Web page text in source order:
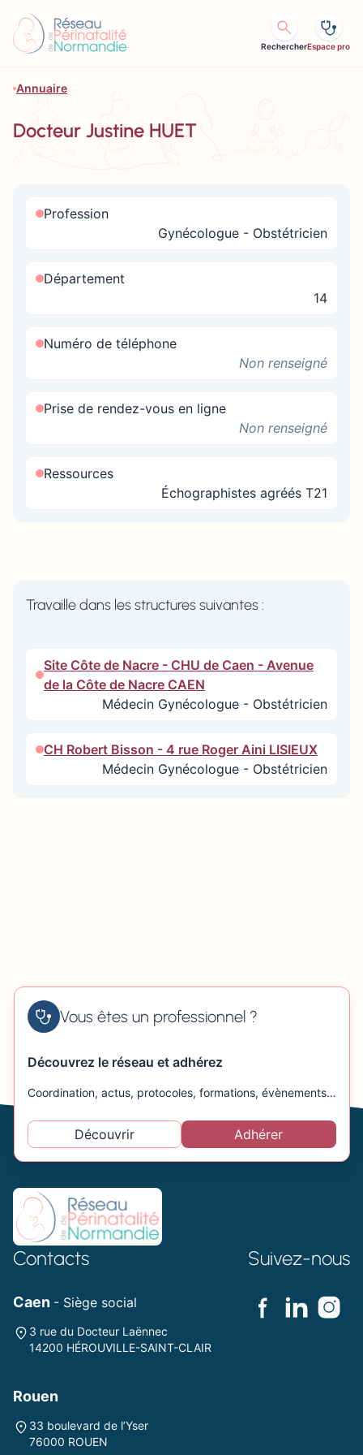
RechercherEspace pro
Annuaire
Docteur Justine HUET
Profession
Gynécologue - Obstétricien
Département
14
Numéro de téléphone
Non renseigné
Prise de rendez-vous en ligne
Non renseigné
Ressources
Échographistes agréés T21
Travaille dans les structures suivantes :
Site Côte de Nacre - CHU de Caen - Avenue
de la Côte de Nacre CAEN
Médecin Gynécologue - Obstétricien
CH Robert Bisson - 4 rue Roger Aini LISIEUX
Médecin Gynécologue - Obstétricien
Vous êtes un professionnel ?
Découvrez le réseau et adhérez
Coordination, actus, protocoles, formations, évènements…
Découvrir Adhérer
Contacts
Caen - Siège social
3 rue du Docteur Laënnec
14200 HÉROUVILLE-SAINT-CLAIR
Rouen
33 boulevard de l’Yser
76000 ROUEN
Suivez-nous